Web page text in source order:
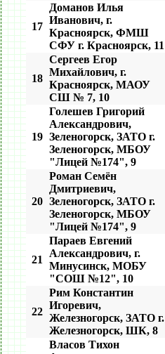
17
Доманов Илья
Иванович, г.
Красноярск, ФМШ
СФУ г. Красноярск, 11
18
Сергеев Егор
Михайлович, г.
Красноярск, МАОУ
СШ № 7, 10
19
Голешев Григорий
Александрович,
Зеленогорск, ЗАТО г.
Зеленогорск, МБОУ
"Лицей №174", 9
20
Роман Семён
Дмитриевич,
Зеленогорск, ЗАТО г.
Зеленогорск, МБОУ
"Лицей №174", 9
21
Параев Евгений
Александрович, г.
Минусинск, МОБУ
"СОШ №12", 10
22
Рим Константин
Игоревич,
Железногорск, ЗАТО г.
Железногорск, ШК, 8
Власов Тихон